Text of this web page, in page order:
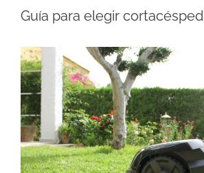
Guía para elegir cortacésped